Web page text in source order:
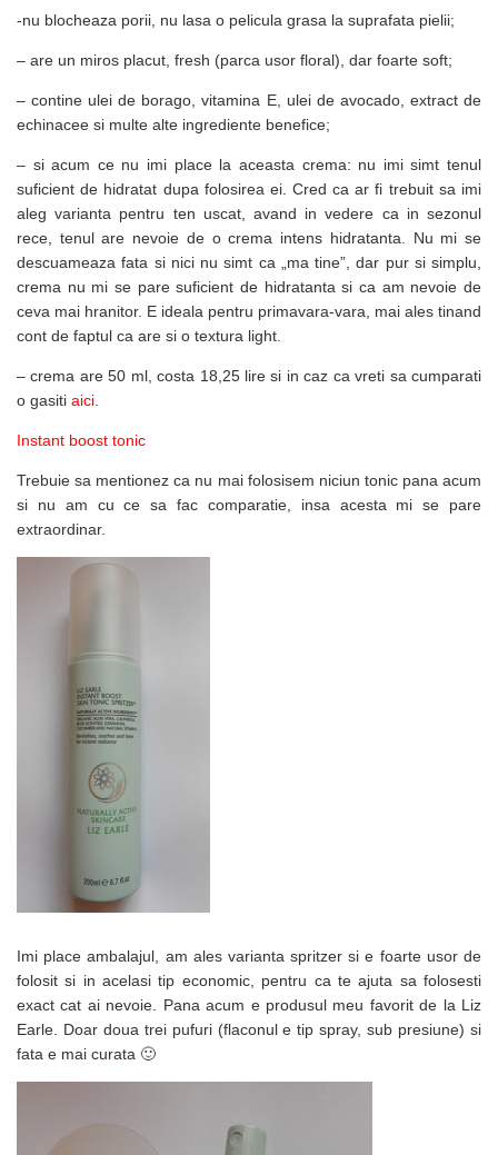
-nu blocheaza porii, nu lasa o pelicula grasa la suprafata pielii;
– are un miros placut, fresh (parca usor floral), dar foarte soft;
– contine ulei de borago, vitamina E, ulei de avocado, extract de
echinacee si multe alte ingrediente benefice;
– si acum ce nu imi place la aceasta crema: nu imi simt tenul
suficient de hidratat dupa folosirea ei. Cred ca ar fi trebuit sa imi
aleg varianta pentru ten uscat, avand in vedere ca in sezonul
rece, tenul are nevoie de o crema intens hidratanta. Nu mi se
descuameaza fata si nici nu simt ca „ma tine”, dar pur si simplu,
crema nu mi se pare suficient de hidratanta si ca am nevoie de
ceva mai hranitor. E ideala pentru primavara-vara, mai ales tinand
cont de faptul ca are si o textura light.
– crema are 50 ml, costa 18,25 lire si in caz ca vreti sa cumparati
o gasiti aici
Instant boost tonic
Trebuie sa mentionez ca nu mai folosisem niciun tonic pana acum
si nu am cu ce sa fac comparatie, insa acesta mi se pare
extraordinar.
Imi place ambalajul, am ales varianta spritzer si e foarte usor de
folosit si in acelasi tip economic, pentru ca te ajuta sa folosesti
exact cat ai nevoie. Pana acum e produsul meu favorit de la Liz
Earle. Doar doua trei pufuri (flaconul e tip spray, sub presiune) si
fata e mai curata 🙂